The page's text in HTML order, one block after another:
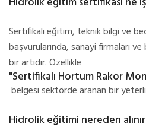
Sertifikalı eğitim, teknik bilgi ve
başvurularında, sanayi firmaları
bir artıdır. Özellikle
"Sertifikalı Hortum Rakor
belgesi sektörde aranan bir
Hidrolik eğitimi nereden